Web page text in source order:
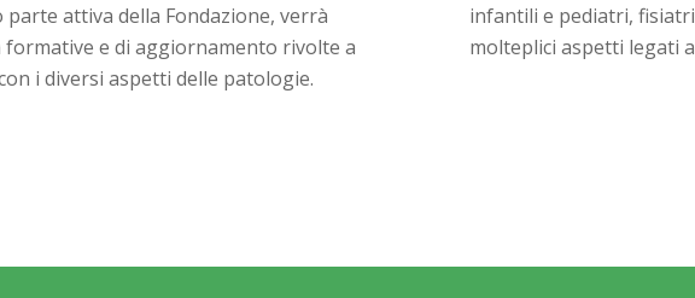
attiva della Fondazione, verrà
formative e di aggiornamento rivolte a
i diversi aspetti delle patologie.
infantili e pediatri,
molteplici aspetti legati